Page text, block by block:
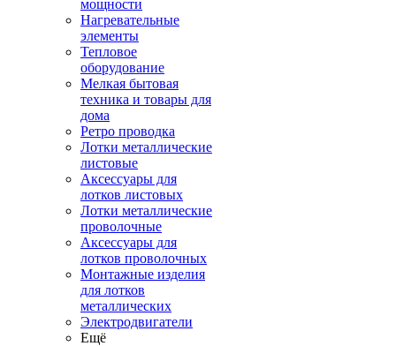
мощности
Нагревательные
элементы
Тепловое
оборудование
Мелкая бытовая
техника и товары для
дома
Ретро проводка
Лотки металлические
листовые
Аксессуары для
лотков листовых
Лотки металлические
проволочные
Аксессуары для
лотков проволочных
Монтажные изделия
для лотков
металлических
Электродвигатели
Ещё